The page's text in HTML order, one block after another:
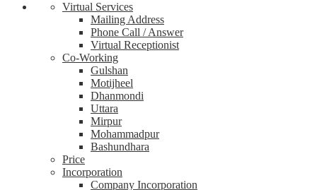
Virtual Services
Mailing Address
Phone Call / Answer
Virtual Receptionist
Co-Working
Gulshan
Motijheel
Dhanmondi
Uttara
Mirpur
Mohammadpur
Bashundhara
Price
Incorporation
Company Incorporation